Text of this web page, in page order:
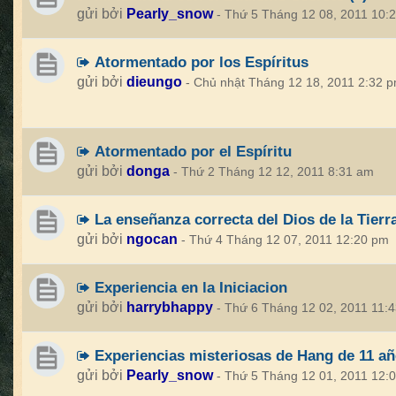
gửi bởi Pearly_snow - Thứ 5 Tháng 12 08, 2011
Atormentado por los Espíritus
gửi bởi dieungo - Chủ nhật Tháng 12 18, 2011 2:32
Atormentado por el Espíritu
gửi bởi donga - Thứ 2 Tháng 12 12, 2011 8:31 am
La enseñanza correcta del Dios de la
gửi bởi ngocan - Thứ 4 Tháng 12 07, 2011 12:20 pm
Experiencia en la Iniciacion
gửi bởi harrybhappy - Thứ 6 Tháng 12 02, 2011
Experiencias misteriosas de Hang de 11
gửi bởi Pearly_snow - Thứ 5 Tháng 12 01, 2011